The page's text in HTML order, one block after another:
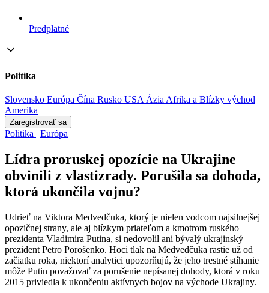
Predplatné
Politika
Slovensko Európa Čína Rusko USA ÁziaAfrika a Blízky východ
Amerika
Zaregistrovať sa
Politika | Európa
Lídra proruskej opozície na Ukrajine
obvinili z vlastizrady. Porušila sa dohoda,
ktorá ukončila vojnu?
Udrieť na Viktora Medvedčuka, ktorý je nielen vodcom najsilnejšej
opozičnej strany, ale aj blízkym priateľom a kmotrom ruského
prezidenta Vladimira Putina, si nedovolil ani bývalý ukrajinský
prezident Petro Porošenko. Hoci tlak na Medvedčuka rastie už od
začiatku roka, niektorí analytici upozorňujú, že jeho trestné stíhanie
môže Putin považovať za porušenie nepísanej dohody, ktorá v roku
2015 priviedla k ukončeniu aktívnych bojov na východe Ukrajiny.